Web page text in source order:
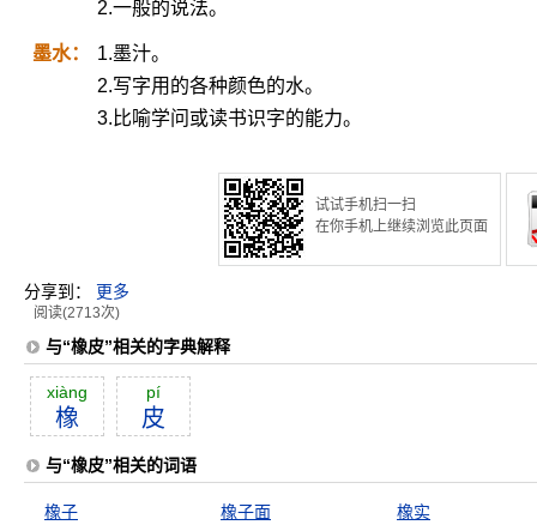
2.一般的说法。
墨水：
1.墨汁。
2.写字用的各种颜色的水。
3.比喻学问或读书识字的能力。
试试手机扫一扫
在你手机上继续浏览此页面
分享到： 更多
阅读(2713次)
与“橡皮”相关的字典解释
xiàng
橡
pí
皮
与“橡皮”相关的词语
橡子 橡子面
橡实